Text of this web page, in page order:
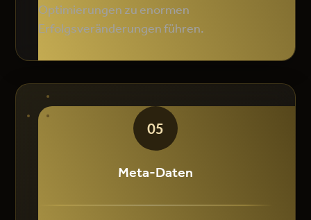
Optimierungen zu enormen
Erfolgsveränderungen führen.
05
Meta-Daten